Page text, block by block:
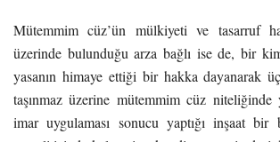
Mütemmim cüz’ün mülkiyeti ve tasarruf
üzerinde bulunduğu arza bağlı ise de, bir
yasanın himaye ettiği bir hakka dayanarak
taşınmaz üzerine mütemmim cüz niteliğinde
imar uygulaması sonucu yaptığı inşaat bir